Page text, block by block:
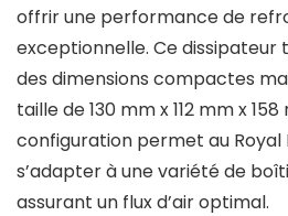
offrir une performance de
exceptionnelle. Ce
des dimensions compactes
taille de 130 mm x 112 mm x
configuration permet au Royal
s’adapter à une variété de
assurant un flux d’air optimal.